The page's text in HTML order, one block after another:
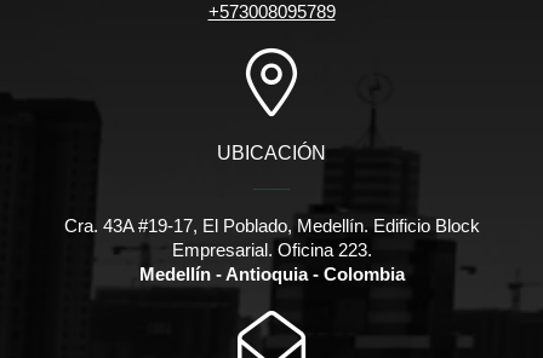
+573008095789
UBICACIÓN
Cra. 43A #19-17, El Poblado, Medellín. Edificio Block
Empresarial. Oficina 223.
Medellín - Antioquia - Colombia